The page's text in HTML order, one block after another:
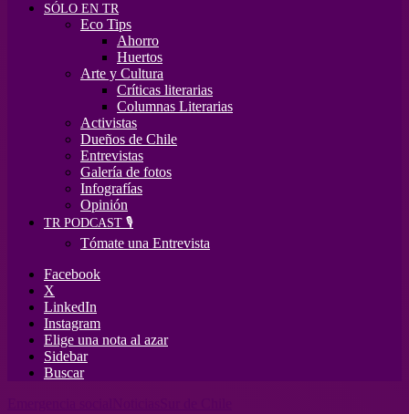
SÓLO EN TR
Eco Tips
Ahorro
Huertos
Arte y Cultura
Críticas literarias
Columnas Literarias
Activistas
Dueños de Chile
Entrevistas
Galería de fotos
Infografías
Opinión
TR PODCAST 🎙️
Tómate una Entrevista
Facebook
X
LinkedIn
Instagram
Elige una nota al azar
Sidebar
Buscar